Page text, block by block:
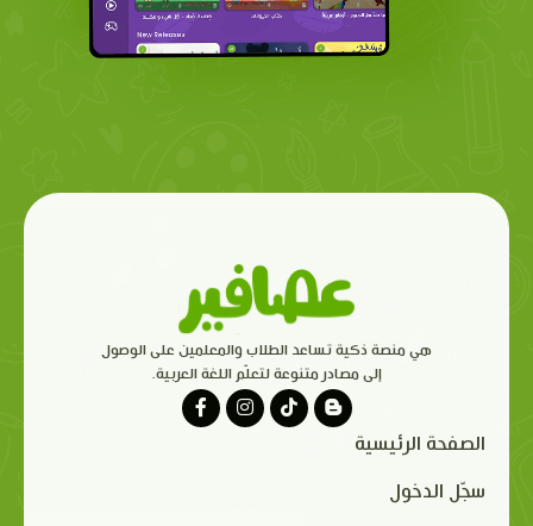
هي منصة ذكية تساعد الطلاب والمعلمين على الوصول
إلى مصادر متنوعة لتعلّم اللغة العربية.
الصفحة الرئيسية
سجّل الدخول